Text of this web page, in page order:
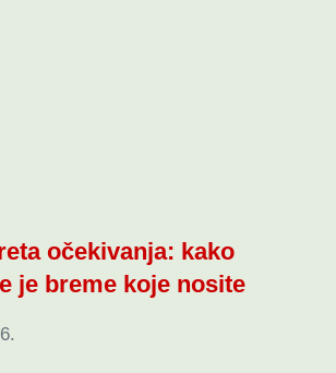
očekivanja: kako
je breme koje nosite